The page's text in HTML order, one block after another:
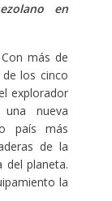
en
más de
los cinco
explorador
nueva
país más
de la
del planeta.
la